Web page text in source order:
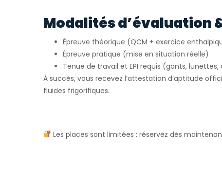
Modalités d’évaluation
Épreuve théorique (QCM + exercice
Épreuve pratique (mise en situation réelle)
Tenue de travail et EPI requis (gants,
À succès, vous recevez l’attestation d’aptitude
fluides frigorifiques.
Les places sont limitées : réservez dès